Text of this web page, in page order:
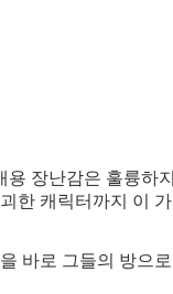
장난감은 훌륭
한 캐릭터까지 이
바로 그들의 방으